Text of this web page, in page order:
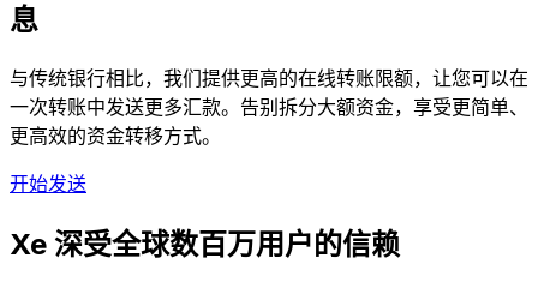
息
与传统银行相比，我们提供更高的在线转账限额，让您可以在
一次转账中发送更多汇款。告别拆分大额资金，享受更简单、
更高效的资金转移方式。
开始发送
Xe 深受全球数百万用户的信赖